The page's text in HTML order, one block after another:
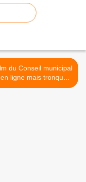
du Conseil municipal
ligne mais tronqué,
ce n'est pas étonnant! >